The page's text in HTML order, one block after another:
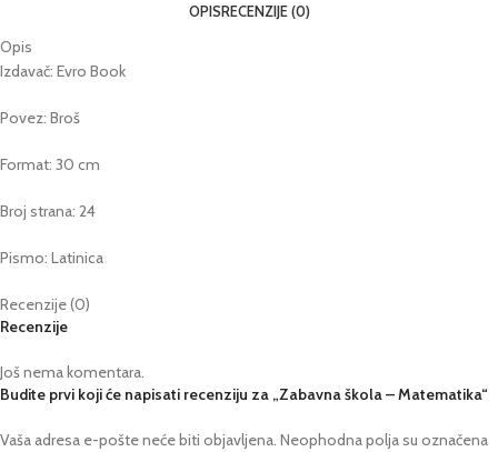
OPISRECENZIJE (0)
Opis
Izdavač: Evro Book
Povez: Broš
Format: 30 cm
Broj strana: 24
Pismo: Latinica
Recenzije (0)
Recenzije
Još nema komentara.
Budite prvi koji će napisati recenziju za „Zabavna škola – Matematika“
Vaša adresa e-pošte neće biti objavljena. Neophodna polja su označena